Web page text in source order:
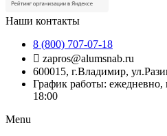
Наши контакты
8 (800) 707-07-18
zapros@alumsnab.ru
600015, г.Владимир,
График работы:
18:00
Menu